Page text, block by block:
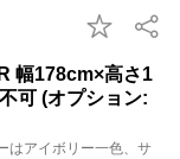
幅178cm×高さ1
可 (オプション:
はアイボリー一色、サ